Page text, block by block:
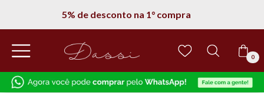
Entregamos em todo Brasil
0